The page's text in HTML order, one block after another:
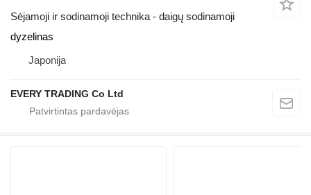
Sėjamoji ir sodinamoji technika - daigų sodinamoji
dyzelinas
Japonija
EVERY TRADING Co Ltd